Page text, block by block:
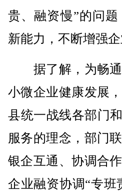
贵、融资慢”的问
新能力，不断增强
据了解，为畅通
小微企业健康发展
县统一战线各部门
服务的理念，部门
银企互通、协调合
企业融资协调“专班